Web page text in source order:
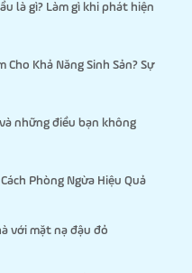
là gì? Làm gì khi phát hiện
Cho Khả Năng Sinh Sản? Sự
những điều bạn không
Phòng Ngừa Hiệu Quả
với mặt nạ đậu đỏ